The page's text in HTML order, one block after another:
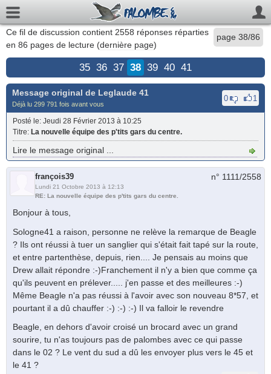
page 38/86
Ce fil de discussion contient 2558 réponses réparties
en 86 pages de lecture (dernière page)
35 36 37 38 39 40 41
Message original de Leglaude 41
Déjà lu 299 791 fois avant vous
0 1
Posté le: Jeudi 28 Février 2013 à 10:25
Titre: La nouvelle équipe des p'tits gars du centre.
Lire le message original ...
françois39
Lundi 21 Octobre 2013 à 12:13
RE: La nouvelle équipe des p'tits gars du centre.
n° 1111/2558
Bonjour à tous,
Sologne41 a raison, personne ne relève la remarque de Beagle
? Ils ont réussi à tuer un sanglier qui s'était fait tapé sur la route,
et entre partenthèse, depuis, rien.... Je pensais au moins que
Drew allait répondre :-)Franchement il n'y a bien que comme ça
qu'ils peuvent en prélever..... j'en passe et des meilleures :-)
Même Beagle n'a pas réussi à l'avoir avec son nouveau 8*57, et
pourtant il a dû chauffer :-) :-) :-) Il va falloir le revendre
Beagle, en dehors d'avoir croisé un brocard avec un grand
sourire, tu n'as toujours pas de palombes avec ce qui passe
dans le 02 ? Le vent du sud a dû les envoyer plus vers le 45 et
le 41 ?